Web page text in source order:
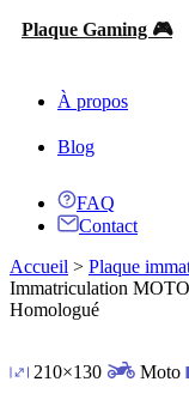
Plaque Gaming 🎮
À propos
Blog
FAQ
Contact
Accueil > Plaque
Immatriculation
Homologué
210×130 Moto